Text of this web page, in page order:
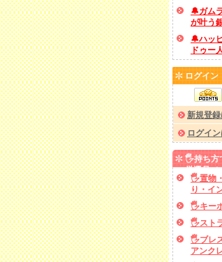
🔔ガム
が叶う
🔔ハッ
ドゥー
ログイン
新規登
ログイ
🖐️持ち方
厳選品／
料無料
🖐️置物
り・イ
🖐️キー
🖐️スト
🖐️ブレ
アンク